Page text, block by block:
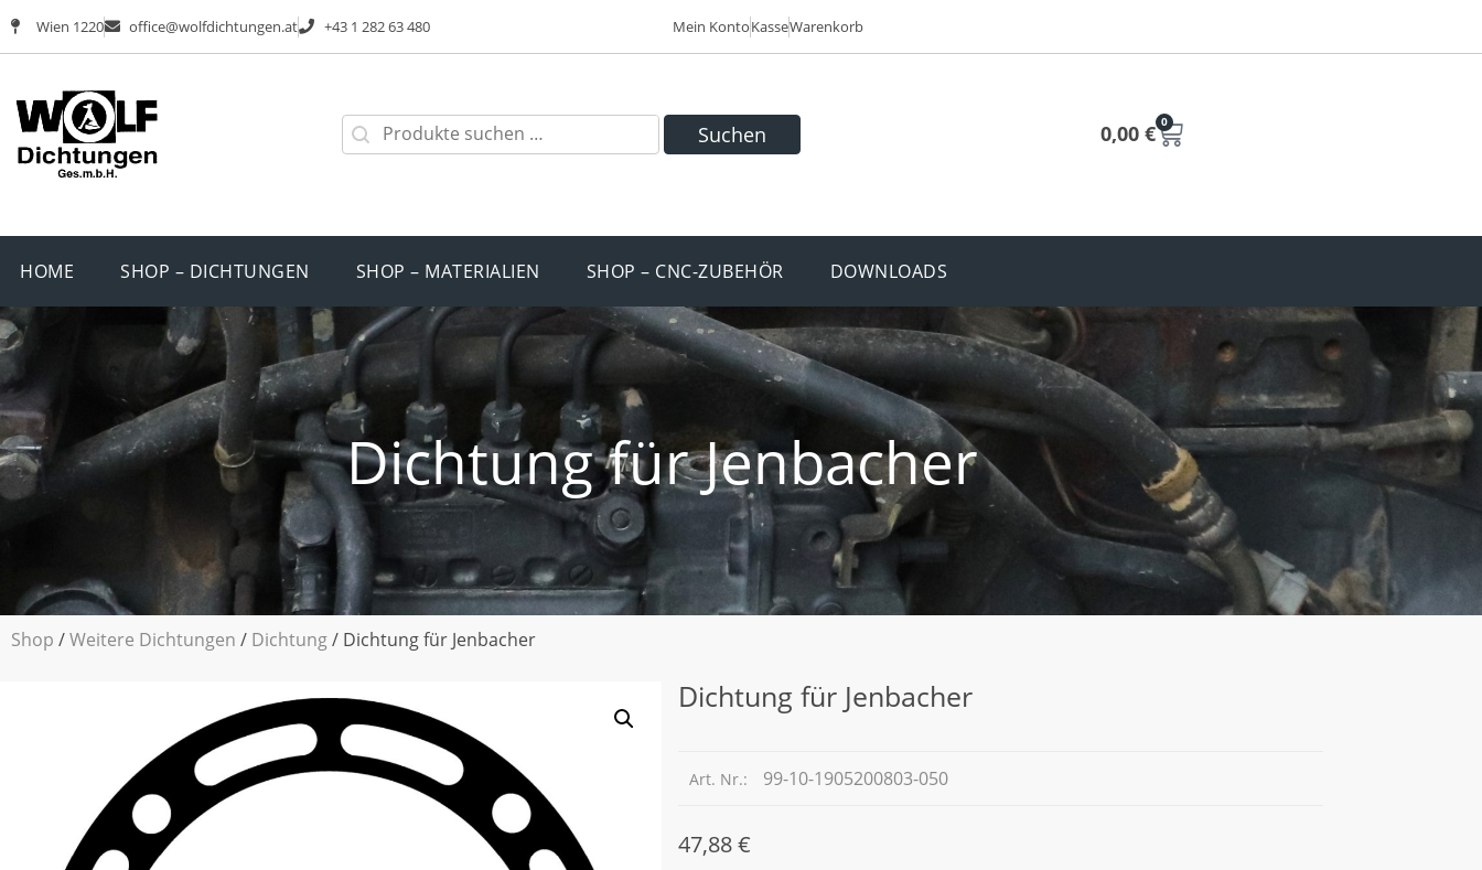
Wien 1220 office@wolfdichtungen.at +43 1 282 63 480 Mein KontoKasseWarenkorb
Suchen 0,00 € 0
HOME SHOP – DICHTUNGEN SHOP – MATERIALIEN SHOP – CNC-ZUBEHÖR DOWNLOADS
Dichtung für Jenbacher
Shop /Weitere Dichtungen / Dichtung/ Dichtung für Jenbacher
Dichtung für Jenbacher
Art. Nr.: 99-10-1905200803-050
47,88€